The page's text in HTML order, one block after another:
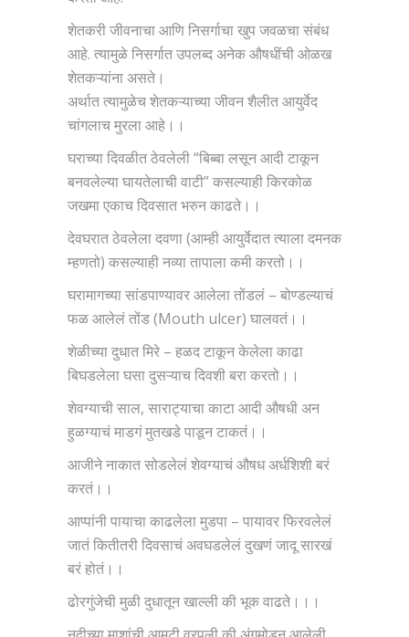
शेतकरी जीवनाचा आणि निसर्गाचा खुप जवळचा संबंध
आहे. त्यामुळे निसर्गात उपलब्द अनेक औषधींची ओळख
शेतकऱ्यांना असते।
अर्थात त्यामुळेच शेतकऱ्याच्या जीवन शैलीत आयुर्वेद
चांगलाच मुरला आहे।।
घराच्या दिवळीत ठेवलेली “बिब्बा लसून आदी टाकून
बनवलेल्या घायतेलाची वाटी” कसल्याही किरकोळ
जखमा एकाच दिवसात भरुन काढते।।
देवघरात ठेवलेला दवणा (आम्ही आयुर्वेदात त्याला दमनक
म्हणतो) कसल्याही नव्या तापाला कमी करतो।।
घरामागच्या सांडपाण्यावर आलेला तोंडलं – बोण्डल्याचं
फळ आलेलं तोंड (Mouth ulcer) घालवतं।।
शेळीच्या दुधात मिरे – हळद टाकून केलेला काढा
बिघडलेला घसा दुसऱ्याच दिवशी बरा करतो।।
शेवग्याची साल, साराट्याचा काटा आदी औषधी अन
हुळग्याचं माडगं मुतखडे पाडून टाकतं।।
आजीने नाकात सोडलेलं शेवग्याचं औषध अर्धशिशी बरं
करतं।।
आप्पांनी पायाचा काढलेला मुडपा – पायावर फिरवलेलं
जातं कितीतरी दिवसाचं अवघडलेलं दुखणं जादू सारखं
बरं होतं।।
ढोरगुंजेची मुळी दुधातून खाल्ली की भूक वाढते।।।